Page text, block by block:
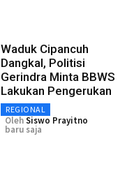
Waduk Cipancuh
Dangkal, Politisi
Gerindra Minta BBWS
Lakukan Pengerukan
REGIONAL
OlehSiswo Prayitno
baru saja